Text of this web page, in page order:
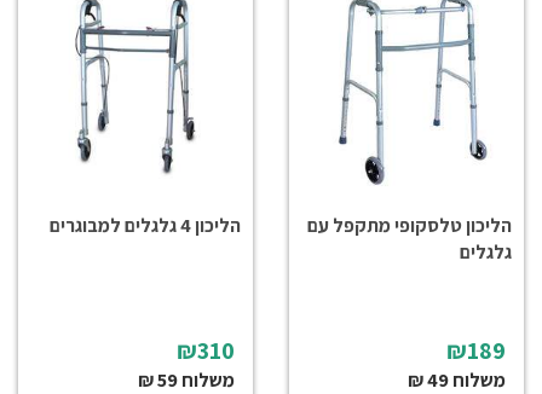
הליכון טלסקופי מתקפל עם
גלגלים
₪189
משלוח 49 ₪
הליכון 4 גלגלים למבוגרים
₪310
משלוח 59 ₪